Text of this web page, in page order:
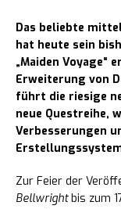
Das beliebte
hat heute sein
„Maiden Voyage“
Erweiterung von
führt die riesige
neue Questreihe,
Verbesserungen
Zur Feier der
Bellwrightbis zum